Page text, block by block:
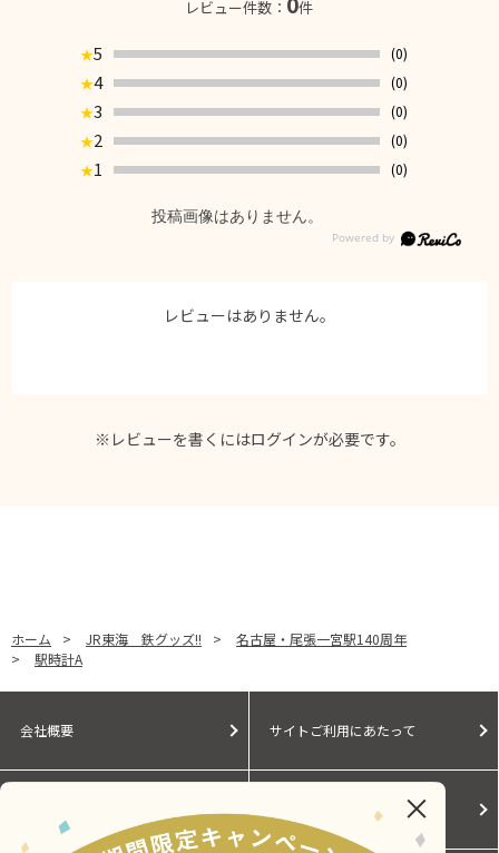
レビュー件数： 件
★5
(0)
★4
(0)
★3
(0)
★2
(0)
★1 (0)
投稿画像はありません。
レビューはありません。
※レビューを書くにはログインが必要です。
ホーム > JR東海 鉄グッズ!! >
名古屋・尾張一宮駅140周年
>
駅時計A
会社概要 サイトご利用にあたって